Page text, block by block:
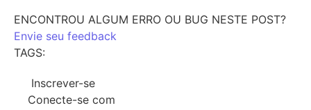
ENCONTROU ALGUM ERRO OU BUG NESTE POST?
Envie seu feedback
TAGS:
Inscrever-se
Conecte-se com